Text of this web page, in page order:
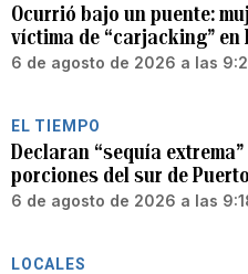
Ocurrió bajo un puente:
víctima de “carjacking” en
6 de agosto de 2026 a las
EL TIEMPO
Declaran “sequía extrema”
porciones del sur de
6 de agosto de 2026 a las
LOCALES